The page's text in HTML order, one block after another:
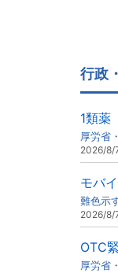
行政
1類薬
厚労省
2026/8/
モバ
難色示
2026/8/
OTC
厚労省